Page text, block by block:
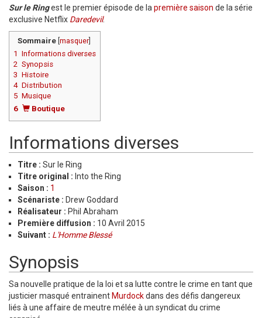
Sur le Ringest le premier épisode de lapremière saison de la série
exclusive Netflix Daredevil.
Sommaire[ masquer]
1 Informations diverses
2 Synopsis
3 Histoire
4 Distribution
5 Musique
6
Boutique
Informations diverses
Titre : Sur le Ring
Titre original : Into the Ring
Saison : 1
Scénariste : Drew Goddard
Réalisateur : Phil Abraham
Première diffusion : 10 Avril 2015
Suivant : L'Homme Blessé
Synopsis
Sa nouvelle pratique de la loi et sa lutte contre le crime en tant que
justicier masqué entrainent Murdockdans des défis dangereux
liés à une affaire de meutre mélée à un syndicat du crime